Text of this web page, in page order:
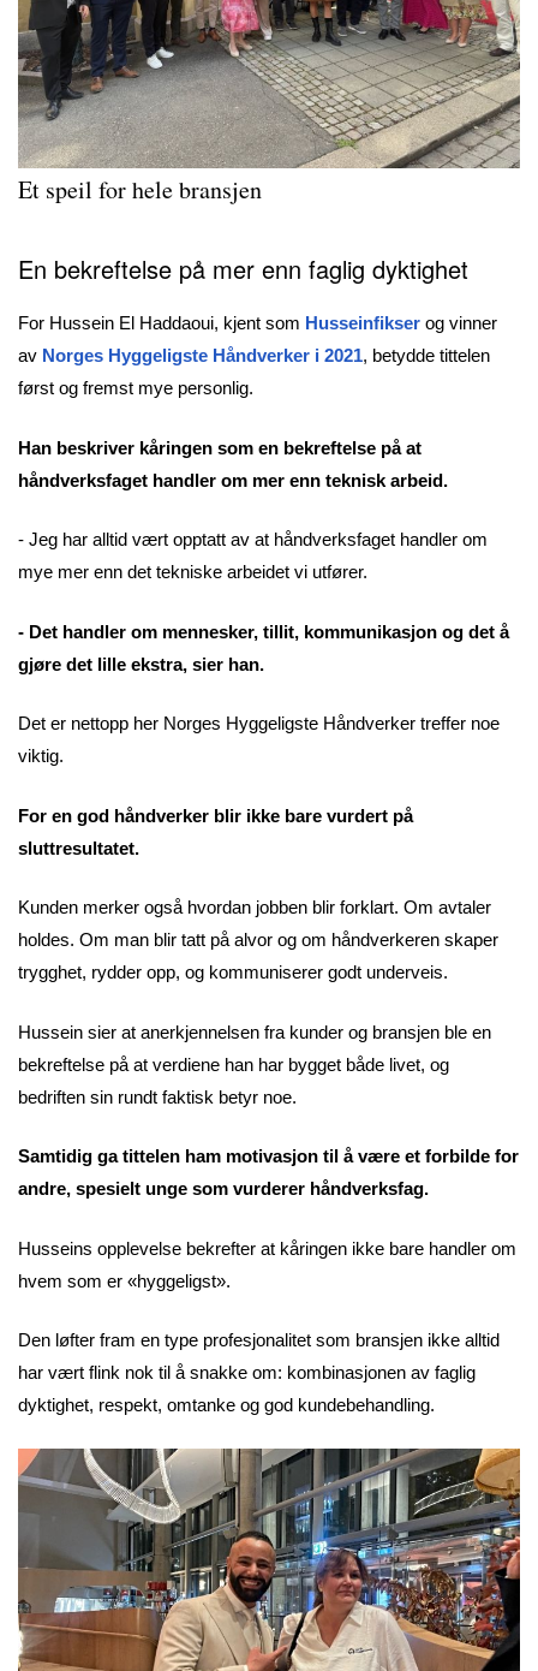
Et speil for hele bransjen
En bekreftelse på mer enn faglig dyktighet
For Hussein El Haddaoui, kjent som Husseinfikser og vinner
av Norges Hyggeligste Håndverker i 2021, betydde tittelen
først og fremst mye personlig.
Han beskriver kåringen som en bekreftelse på at
håndverksfaget handler om mer enn teknisk arbeid.
- Jeg har alltid vært opptatt av at håndverksfaget handler om
mye mer enn det tekniske arbeidet vi utfører.
- Det handler om mennesker, tillit, kommunikasjon og det å
gjøre det lille ekstra, sier han.
Det er nettopp her Norges Hyggeligste Håndverker treffer noe
viktig.
For en god håndverker blir ikke bare vurdert på
sluttresultatet.
Kunden merker også hvordan jobben blir forklart. Om avtaler
holdes. Om man blir tatt på alvor og om håndverkeren skaper
trygghet, rydder opp, og kommuniserer godt underveis.
Hussein sier at anerkjennelsen fra kunder og bransjen ble en
bekreftelse på at verdiene han har bygget både livet, og
bedriften sin rundt faktisk betyr noe.
Samtidig ga tittelen ham motivasjon til å være et forbilde for
andre, spesielt unge som vurderer håndverksfag.
Husseins opplevelse bekrefter at kåringen ikke bare handler om
hvem som er «hyggeligst».
Den løfter fram en type profesjonalitet som bransjen ikke alltid
har vært flink nok til å snakke om: kombinasjonen av faglig
dyktighet, respekt, omtanke og god kundebehandling.